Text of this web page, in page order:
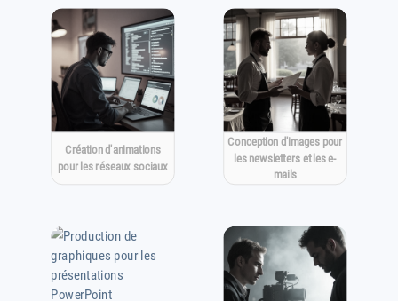
Création d'animations
pour les réseaux sociaux
Conception d'images pour
les newsletters et les e-
mails